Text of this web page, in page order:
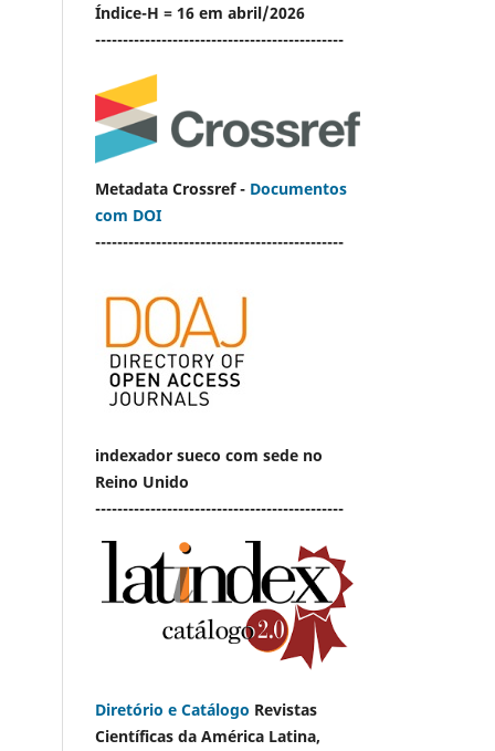
Índice-H = 16 em abril/2026
---------------------------------------------
Metadata Crossref - Documentos
com DOI
---------------------------------------------
indexador sueco com sede no
Reino Unido
---------------------------------------------
Diretório e Catálogo Revistas
Científicas da América Latina,